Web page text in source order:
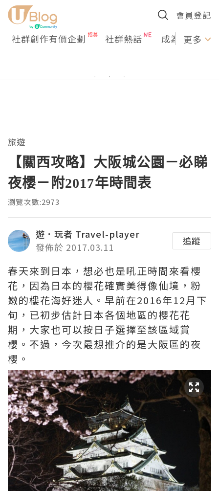
會員登記
社群創作有價企劃 社群熱話 成為U更多
旅遊
【關西攻略】大阪城公園－必睇
夜櫻－附2017年時間表
瀏覽次數:2973
遊．玩者 Travel-player
發佈於 2017.03.11
追蹤
春天來到日本，想必也是吼正時間來看櫻
花，因為日本的櫻花確實美得像仙境，粉
嫩的樓花海好迷人。早前在2016年12月下
旬，已初步估計日本各個地區的櫻花花
期，大家也可以按日子選擇至該區域賞
櫻。不過，今次最想推介的是大阪區的夜
櫻。